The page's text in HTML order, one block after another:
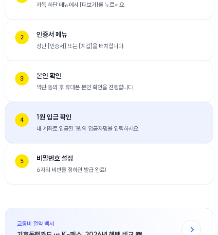
카톡 하단 메뉴에서 [더보기]를 누르세요.
2 인증서 메뉴
상단 [인증서] 또는 [지갑]을 터치합니다.
3 본인 확인
약관 동의 후 휴대폰 본인 확인을 진행합니다.
4 1원 입금 확인
내 계좌로 입금된 1원의 입금자명을 입력하세요.
5 비밀번호 설정
6자리 비번을 정하면 발급 완료!
교통비 절약 백서